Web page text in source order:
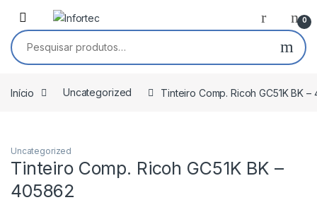
Saltar para navegação
Pular para o conteúdo
0
Pesquisar por:
Início Uncategorized Tinteiro Comp. Ricoh GC51K BK –
Uncategorized
Tinteiro Comp. Ricoh GC51K BK –
405862